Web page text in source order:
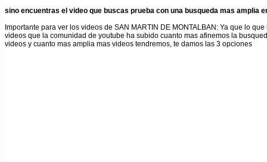
sino encuentras el video que buscas prueba con una busqueda mas amplia
Importante para ver los videos de SAN MARTIN DE MONTALBAN : Ya que lo
videos que la comunidad de youtube ha subido cuanto mas afinemos la
videos y cuanto mas amplia mas videos tendremos, te damos las 3 opciones